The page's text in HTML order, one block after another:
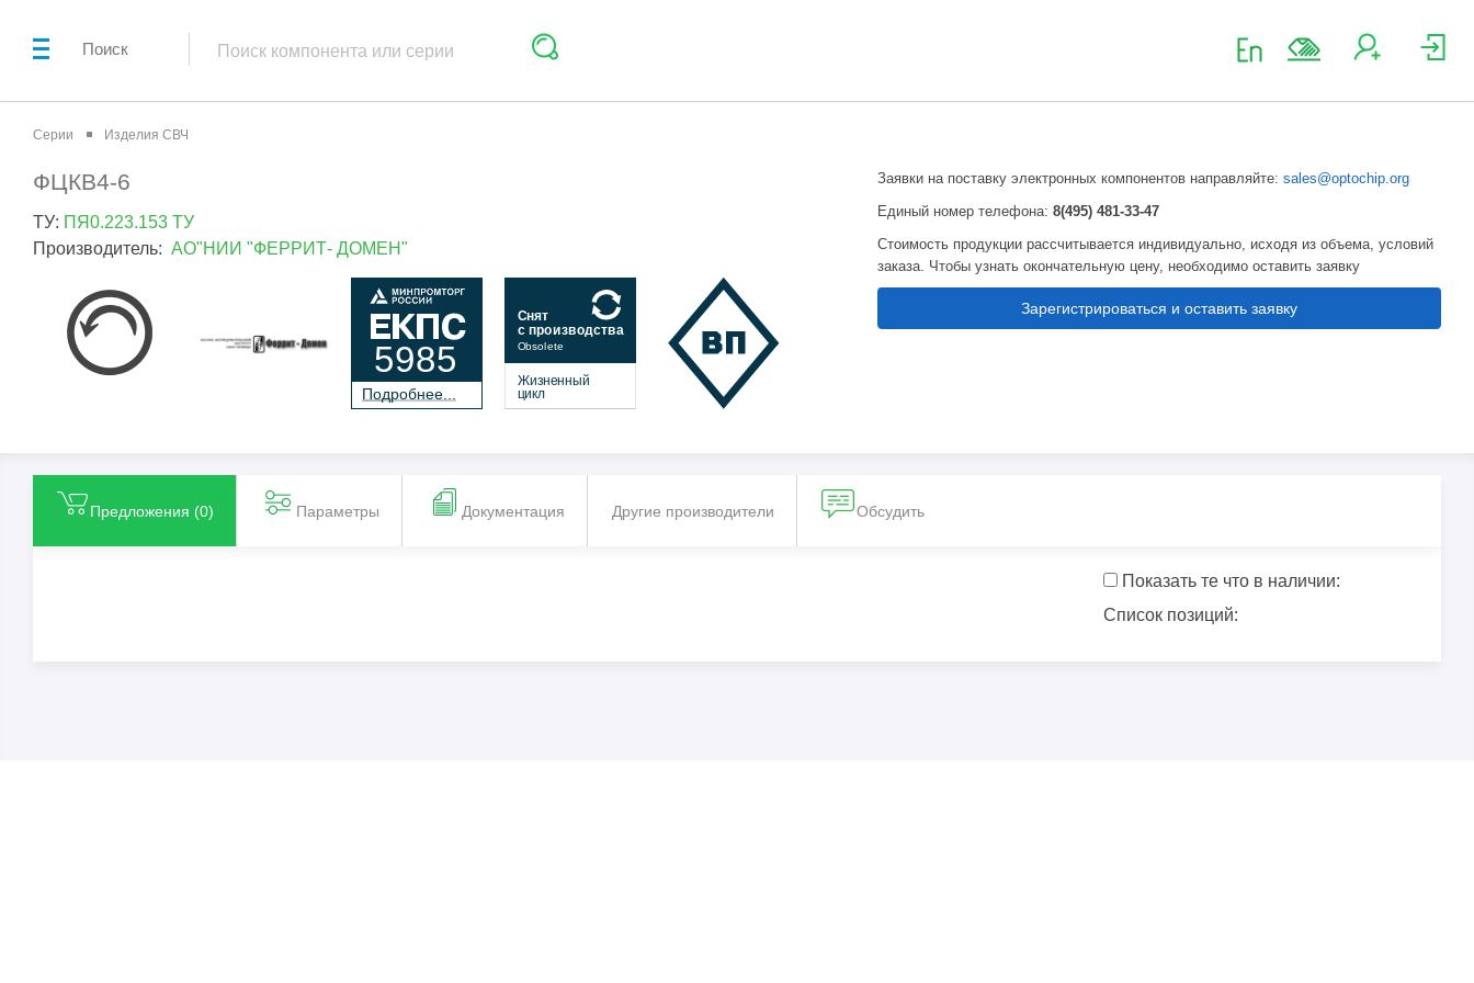
Поиск
Серии Изделия СВЧ
ФЦКВ4-6
ТУ: ПЯ0.223.153 ТУ
Производитель: АО"НИИ "ФЕРРИТ- ДОМЕН"
Подробнее...
5985
Жизненный
цикл
Obsolete
Снят
с производства
Заявки на поставку электронных компонентов направляйте:sales@optochip.org
Единый номер телефона:8(495) 481-33-47
Стоимость продукции рассчитывается индивидуально, исходя из объема, условий
заказа. Чтобы узнать окончательную цену, необходимо оставить заявку
Зарегистрироваться и оставить заявку
Предложения (0) Параметры Документация Другие производители Обсудить
Показать те что в наличии:
Список позиций: